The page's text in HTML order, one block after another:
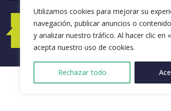
Utilizamos cookies para mejorar su
navegación, publicar anuncios o
y analizar nuestro tráfico. Al hacer clic en
acepta nuestro uso de cookies.
Rechazar todo